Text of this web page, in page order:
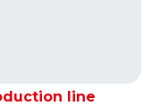
line